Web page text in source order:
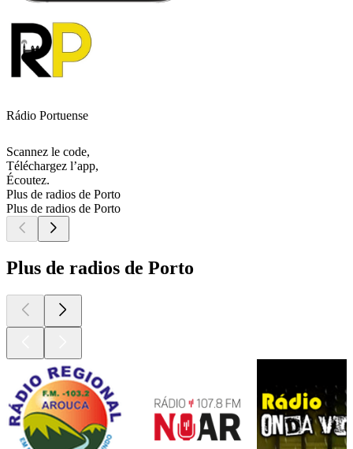
Rádio Portuense
Scannez le code,
Téléchargez l’app,
Écoutez.
Plus de radios de Porto
Plus de radios de Porto
Plus de radios de Porto